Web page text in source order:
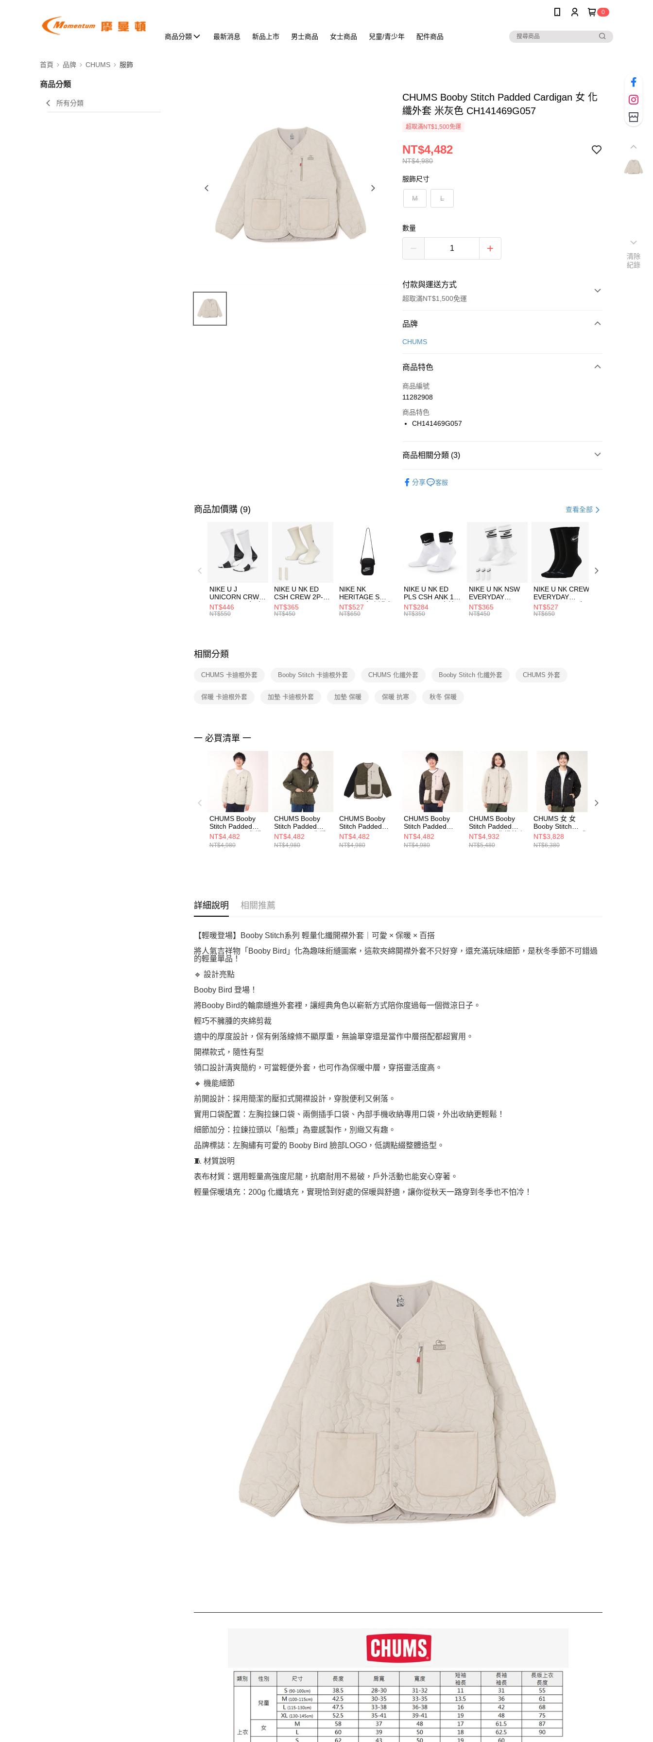
0
商品分類 最新消息 新品上市 男士商品 女士商品 兒童/青少年 配件商品
首頁 品牌 CHUMS 服飾
商品分類
所有分類
CHUMS Booby Stitch Padded Cardigan 女 化
纖外套 米灰色 CH141469G057
超取滿NT$1,500免運
NT$4,980
NT$4,482
服飾尺寸
M L
數量
付款與運送方式
超取滿NT$1,500免運
付款方式
信用卡一次付款
合作金庫商業銀行
華南商業銀行
上海商業儲蓄銀行
國泰世華商業銀行
聯邦商業銀行
台新國際商業銀行
LINE Pay
Apple Pay
【關於「AFTEE先享後付」】
３．安心：先確認商品／服務後，再付款。
【「AFTEE先享後付」結帳流程】
１．於結帳方式選擇「AFTEE先享後付」後，將跳轉至「AFTEE先享後
付」結帳頁面，進行簡訊認證並確認金額後，即可完成結帳。
２．訂單成立數日內，您將收到繳費通知簡訊。
３．收到繳費通知簡訊後14天內，點擊此簡訊中的連結，可透過四大超商
／ATM／網路銀行／等多元方式進行付款，方視為交易完成。
※ 請注意：結帳手續完成當下不需立刻繳費，但若您需要取消訂單，請聯
絡購買商品的店家。未經商家同意取消之訂單仍視為有效，需透過AFTEE
先享後付繳納相關費用。
交易，需依本服務之必要範圍內提供個人資料，並將交易相關給付款項請
２．關於個人資料處理事宜，請瀏覽以下網址：
結果請求用戶進行身份認證。
５．嚴禁一人註冊多個帳號或使用他人資訊註冊。若發現惡意使用之情
形，恩沛科技股份有限公司將有權停止該用戶之使用額度並採取法律行
每筆NT$100，滿NT$1,500(含以上)免運費
每筆NT$100，滿NT$1,500(含以上)免運費
付款後門市自取
每筆NT$100，滿NT$1,500(含以上)免運費
品牌
CHUMS
商品特色
商品編號
11282908
商品特色
CH141469G057
商品相關分類 (3)
分享 客服
商品加價購 (9) 查看全部
NIKE U J
UNICORN CRW
1PR -160 男女 中
統襪 FZ3393100
NT$446
NT$550
NIKE U NK ED
CSH CREW 2P-
144 EMBRDY 男
女 短統襪
NT$365
NT$450
NIKE NK
HERITAGE S
SMIT 男女 側背包
BA5871010
NT$527
NT$650
NIKE U NK ED
PLS CSH ANK 1P
144 DBL 男 中統
襪 DH4058104
NT$284
NT$350
NIKE U NK NSW
EVERYDAY
ESSENTIAL CR
男女 短統襪
NT$365
NT$450
NIKE U NK CREW
EVERYDAY
BBALL 3PR 男女
長統襪
NT$527
NT$650
相關分類
CHUMS 卡迪根外套 Booby Stitch 卡迪根外套 CHUMS 化纖外套 Booby Stitch 化纖外套 CHUMS 外套
保暖 卡迪根外套 加墊 卡迪根外套 加墊 保暖 保暖 抗寒 秋冬 保暖
一 必買清單 一
CHUMS Booby
Stitch Padded
Cardigan 男 化纖
外套 米灰色
CH041469G057
NT$4,482
NT$4,980
CHUMS Booby
Stitch Padded
Cardigan 男 化纖
外套 橄欖綠
CH041469M032
NT$4,482
NT$4,980
CHUMS Booby
Stitch Padded
Cardigan Geige
女 化纖外套 Crazy
CH141469C112
NT$4,482
NT$4,980
CHUMS Booby
Stitch Padded
Cardigan Geige
男 化纖外套 Crazy
CH041469C112
NT$4,482
NT$4,980
CHUMS Booby
Stitch Padded
Parka 男 化纖外套
米灰色
CH041468G057
NT$4,932
NT$5,480
CHUMS 女 女
Booby Stitch
Padded Hoodie化
纖外套
CH141443K042
NT$3,828
NT$6,380
詳細說明 相關推薦
【輕暖登場】Booby Stitch系列 輕量化纖開襟外套｜可愛 × 保暖 × 百搭
將人氣吉祥物「Booby Bird」化為趣味絎縫圖案，這款夾綿開襟外套不只好穿，還充滿玩味細節，是秋冬季節不可錯過
的輕量單品！
🔹 設計亮點
Booby Bird 登場！
將Booby Bird的輪廓縫進外套裡，讓經典角色以嶄新方式陪你度過每一個微涼日子。
輕巧不臃腫的夾綿剪裁
適中的厚度設計，保有俐落線條不顯厚重，無論單穿還是當作中層搭配都超實用。
開襟款式，隨性有型
領口設計清爽簡約，可當輕便外套，也可作為保暖中層，穿搭靈活度高。
🔸 機能細節
前開設計：採用簡潔的壓扣式開襟設計，穿脫便利又俐落。
實用口袋配置：左胸拉鍊口袋、兩側插手口袋、內部手機收納專用口袋，外出收納更輕鬆！
細節加分：拉鍊拉頭以「船槳」為靈感製作，別緻又有趣。
品牌標誌：左胸繡有可愛的 Booby Bird 臉部LOGO，低調點綴整體造型。
🧵 材質說明
表布材質：選用輕量高強度尼龍，抗磨耐用不易破，戶外活動也能安心穿著。
輕量保暖填充：200g 化纖填充，實現恰到好處的保暖與舒適，讓你從秋天一路穿到冬季也不怕冷！
清除
紀錄